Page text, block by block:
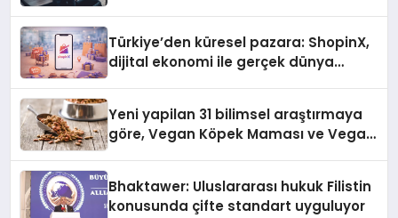
Türkiye’den küresel pazara: ShopinX,
dijital ekonomi ile gerçek dünya
Yeni yapilan 31 bilimsel araştırmaya
göre, Vegan Köpek Maması ve Vegan
Bhaktawer: Uluslararası hukuk Filistin
konusunda çifte standart uyguluyor